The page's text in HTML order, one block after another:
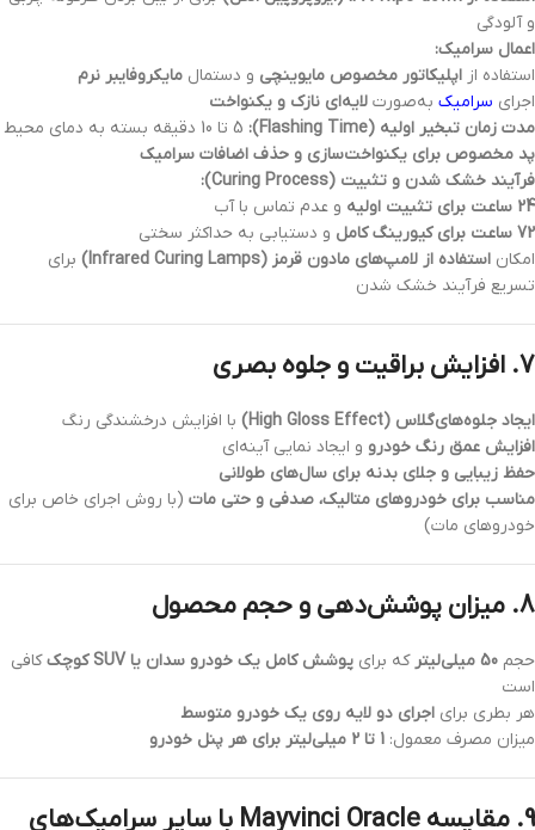
و آلودگی
اعمال سرامیک:
استفاده از اپلیکاتور مخصوص مایوینچی و دستمال مایکروفایبر نرم
اجرای سرامیک به‌صورت لایه‌ای نازک و یکنواخت
مدت زمان تبخیر اولیه (Flashing Time):
پد مخصوص برای یکنواخت‌سازی و حذف اضافات سرامیک
فرآیند خشک شدن و تثبیت (Curing Process):
24 ساعت برای تثبیت اولیه
و عدم تماس با آب
72 ساعت برای کیورینگ کامل
و دستیابی به حداکثر سختی
امکان استفاده از لامپ‌های مادون قرمز (Infrared Curing Lamps)
برای
تسریع فرآیند خشک شدن
7. افزایش براقیت و جلوه بصری
ایجاد جلوه‌های‌گلاس (High Gloss Effect)
با افزایش درخشندگی رنگ
افزایش عمق رنگ خودرو و ایجاد نمایی آینه‌ای
حفظ زیبایی و جلای بدنه برای سال‌های طولانی
مناسب برای خودروهای متالیک، صدفی و حتی مات (با روش اجرای خاص برای
خودروهای مات)
8. میزان پوشش‌دهی و حجم محصول
حجم 50 میلی‌لیتر که برای پوشش کامل یک خودرو سدان یا SUV کوچک
کافی
است
هر بطری برای اجرای دو لایه روی یک خودرو متوسط
میزان مصرف معمول: 1 تا 2 میلی‌لیتر برای هر پنل خودرو
9. مقایسه Mayvinci Oracle با سایر سرامیک‌های